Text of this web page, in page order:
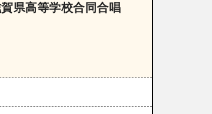
県高等学校合同合唱